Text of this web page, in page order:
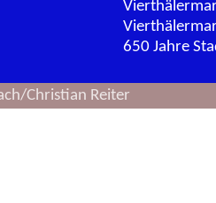
650 Jahre
Christian Reiter